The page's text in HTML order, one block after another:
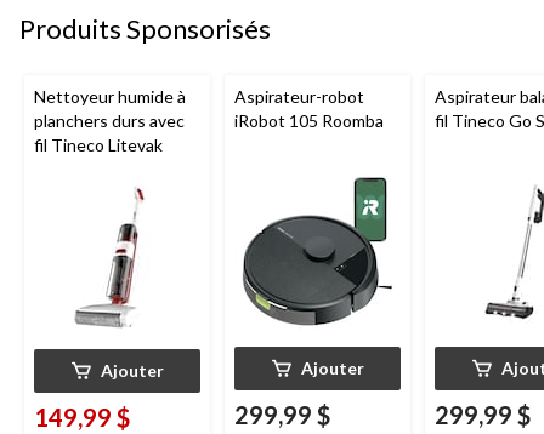
Produits Sponsorisés
Nettoyeur humide à
planchers durs avec
fil Tineco Litevak
Ajouter
149,99 $
Aspirateur-robot
iRobot 105 Roomba
Ajouter
299,99 $
Aspirateur
fil Tineco Go
299,99 $